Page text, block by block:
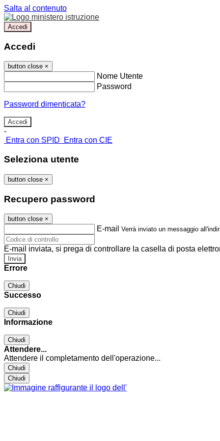
Salta al contenuto
Accedi
Accedi
button close ×
Nome Utente
Password
Password dimenticata?
-
Entra con SPID
Entra con CIE
Seleziona utente
button close ×
Recupero password
button close ×
E-mail Verrà inviato un messaggio
E-mail inviata, si prega di controllare la casella di posta
Errore
Chiudi
Successo
Chiudi
Informazione
Chiudi
Attendere...
Attendere il completamento dell'operazione...
Chiudi
Chiudi